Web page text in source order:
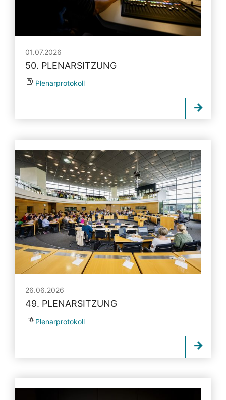
01.07.2026
50. PLENARSITZUNG
Plenarprotokoll
26.06.2026
49. PLENARSITZUNG
Plenarprotokoll